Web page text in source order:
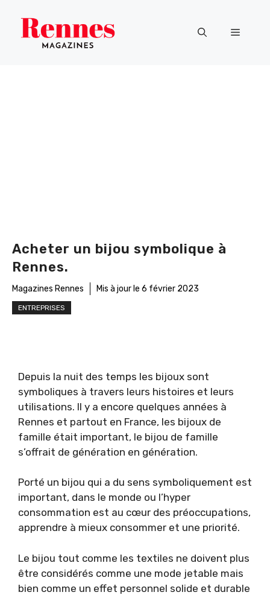
contenu
Menu
Acheter un bijou symbolique à
Rennes.
Magazines Rennes Mis à jour le 6 février 2023
ENTREPRISES
Depuis la nuit des temps les bijoux sont
symboliques à travers leurs histoires et leurs
utilisations. Il y a encore quelques années à
Rennes et partout en France, les bijoux de
famille était important, le bijou de famille
s’offrait de génération en génération.
Porté un bijou qui a du sens symboliquement est
important, dans le monde ou l’hyper
consommation est au cœur des préoccupations,
apprendre à mieux consommer et une priorité.
Le bijou tout comme les textiles ne doivent plus
être considérés comme une mode jetable mais
bien comme un effet personnel solide et durable